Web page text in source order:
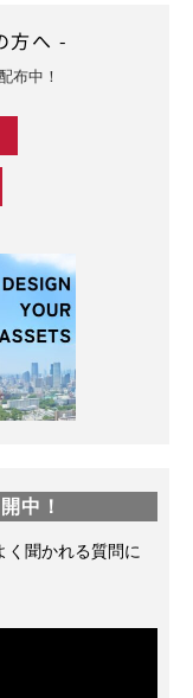
方へ -
布中！
中！
く聞かれる質問に